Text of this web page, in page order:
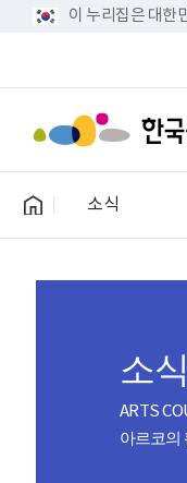
이 누리집은 대한
소식
소식
ARTS
아르코의